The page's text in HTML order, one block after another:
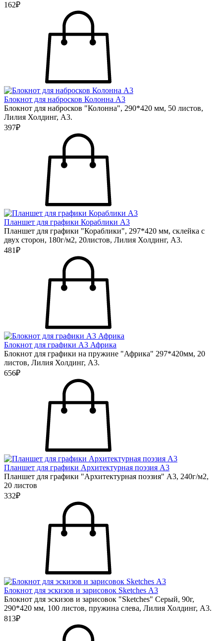
162₽
Блокнот для набросков Колонна А3
Блокнот для набросков "Колонна", 290*420 мм, 50 листов,
Лилия Холдинг, А3.
397₽
Планшет для графики Кораблики А3
Планшет для графики "Кораблики", 297*420 мм, склейка с
двух сторон, 180г/м2, 20листов, Лилия Холдинг, А3.
481₽
Блокнот для графики А3 Африка
Блокнот для графики на пружине "Африка" 297*420мм, 20
листов, Лилия Холдинг, А3.
656₽
Планшет для графики Архитектурная поэзия А3
Планшет для графики "Архитектурная поэзия" А3, 240г/м2,
20 листов
332₽
Блокнот для эскизов и зарисовок Sketches А3
Блокнот для эскизов и зарисовок "Sketches" Серый, 90г,
290*420 мм, 100 листов, пружина слева, Лилия Холдинг, А3.
813₽